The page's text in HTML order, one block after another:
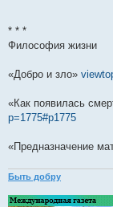
* * *
Философия жизни
«Добро и зло»
«Как появилась
p=1775#p1775
«Предназначение
Быть добру